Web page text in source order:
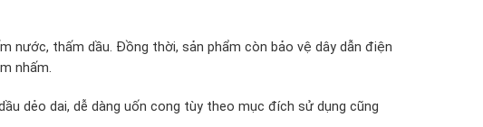
nước, thấm dầu. Đồng thời, sản phẩm còn bảo vệ dây dẫn điện
nhấm.
dẻo dai, dễ dàng uốn cong tùy theo mục đích sử dụng cũng